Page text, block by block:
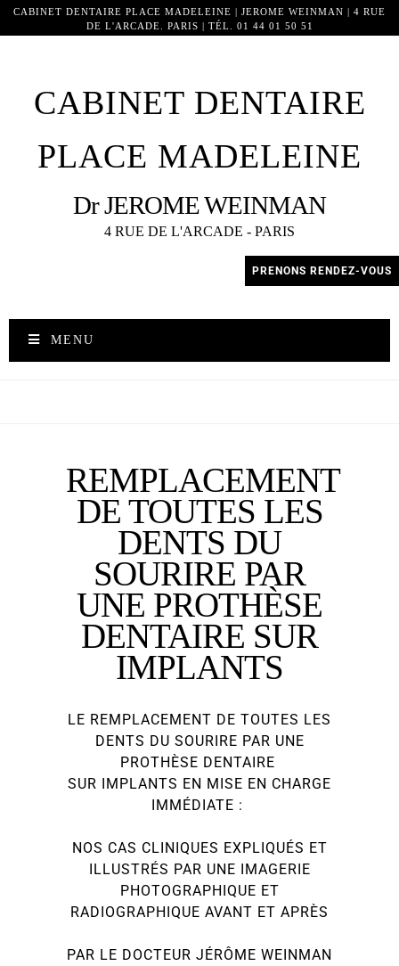
CABINET DENTAIRE PLACE MADELEINE | JEROME WEINMAN | 4 RUE
DE L'ARCADE. PARIS | TÉL. 01 44 01 50 51
CABINET DENTAIRE
PLACE MADELEINE
Dr JEROME WEINMAN
4 RUE DE L'ARCADE - PARIS
PRENONS RENDEZ-VOUS
MENU
REMPLACEMENT
DE TOUTES LES
DENTS DU
SOURIRE PAR
UNE PROTHÈSE
DENTAIRE SUR
IMPLANTS
LE REMPLACEMENT DE TOUTES LES
DENTS DU SOURIRE PAR UNE
PROTHÈSE DENTAIRE
SUR IMPLANTS EN MISE EN CHARGE
IMMÉDIATE :
NOS CAS CLINIQUES EXPLIQUÉS ET
ILLUSTRÉS PAR UNE IMAGERIE
PHOTOGRAPHIQUE ET
RADIOGRAPHIQUE AVANT ET APRÈS
PAR LE DOCTEUR JÉRÔME WEINMAN